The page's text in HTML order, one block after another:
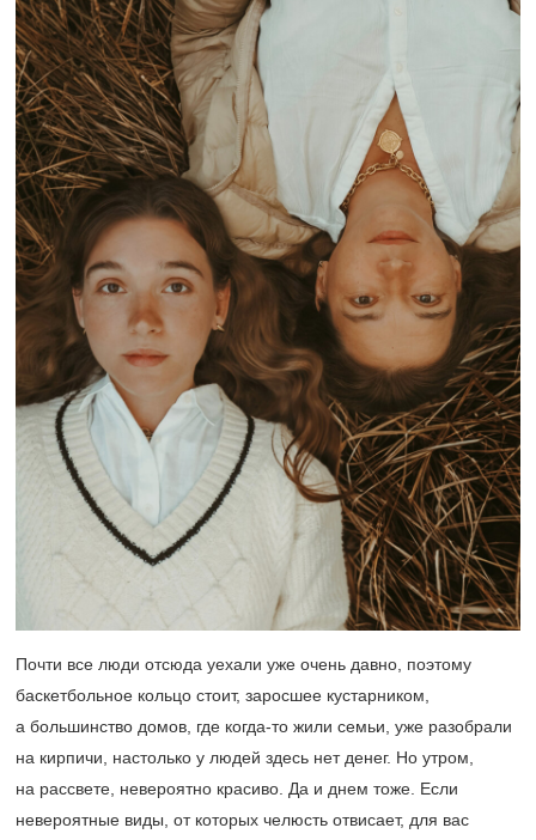
Почти все люди отсюда уехали уже очень давно, поэтому
баскетбольное кольцо стоит, заросшее кустарником,
а большинство домов, где когда-то жили семьи, уже разобрали
на кирпичи, настолько у людей здесь нет денег. Но утром,
на рассвете, невероятно красиво. Да и днем тоже. Если
невероятные виды, от которых челюсть отвисает, для вас